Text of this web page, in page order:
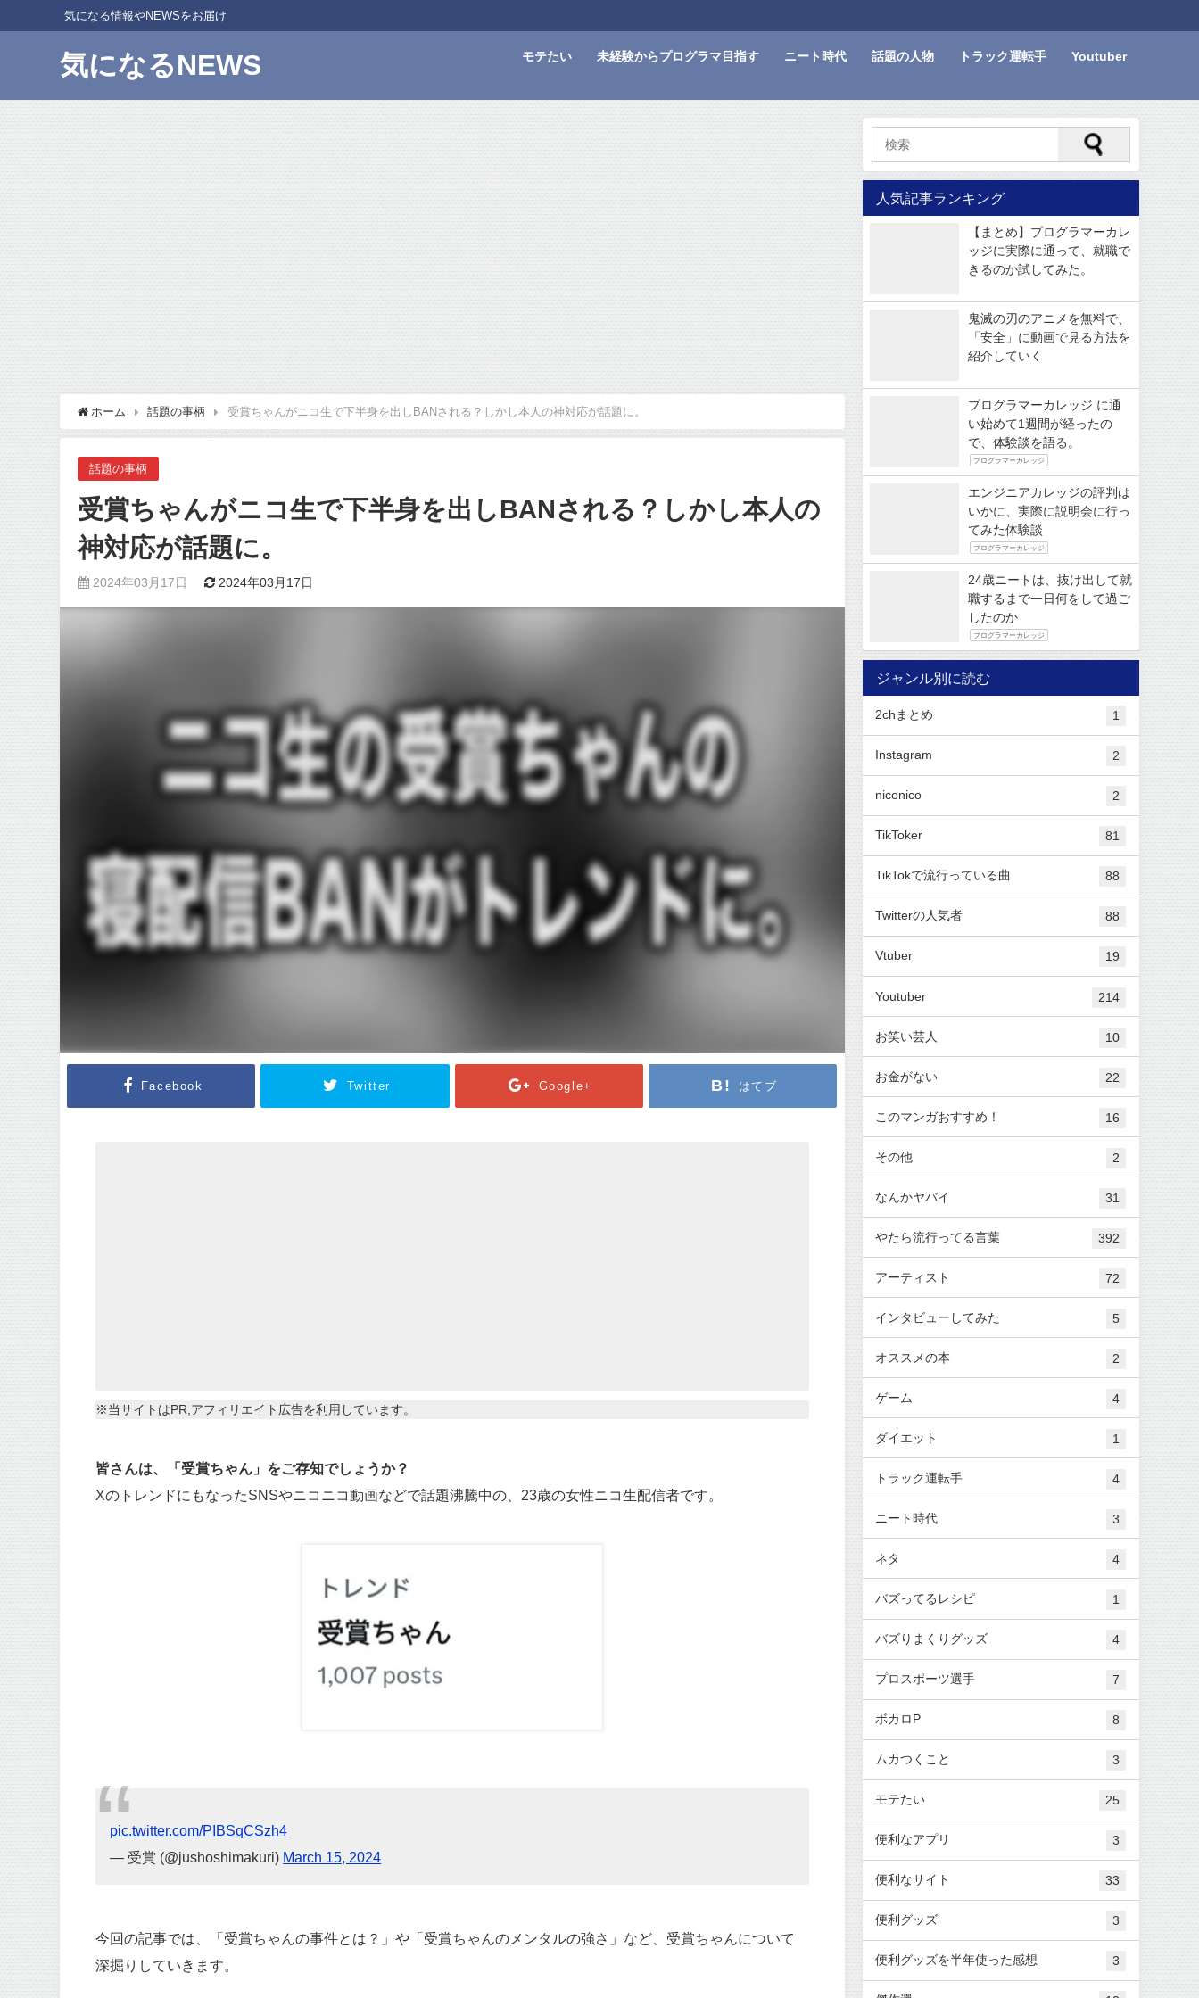
気になる情報やNEWSをお届け
気になるNEWS モテたい 未経験からプログラマ目指す ニート時代 話題の人物 トラック運転手 Youtuber
ホーム 話題の事柄 受賞ちゃんがニコ生で下半身を出しBANされる？しかし本人の神対応が話題に。
話題の事柄
受賞ちゃんがニコ生で下半身を出しBANされる？しかし本人の
神対応が話題に。
2024年03月17日 2024年03月17日
Facebook Twitter Google+ はてブ
※当サイトはPR,アフィリエイト広告を利用しています。
皆さんは、「受賞ちゃん」をご存知でしょうか？
XのトレンドにもなったSNSやニコニコ動画などで話題沸騰中の、23歳の女性ニコ生配信者です。
pic.twitter.com/PIBSqCSzh4
— 受賞 (@jushoshimakuri) March 15, 2024
今回の記事では、「受賞ちゃんの事件とは？」や「受賞ちゃんのメンタルの強さ」など、受賞ちゃんについて
深掘りしていきます。
人気記事ランキング
【まとめ】プログラマーカレ
ッジに実際に通って、就職で
きるのか試してみた。
鬼滅の刃のアニメを無料で、
「安全」に動画で見る方法を
紹介していく
プログラマーカレッジ に通
い始めて1週間が経ったの
で、体験談を語る。
プログラマーカレッジ
エンジニアカレッジの評判は
いかに、実際に説明会に行っ
てみた体験談
プログラマーカレッジ
24歳ニートは、抜け出して就
職するまで一日何をして過ご
したのか
プログラマーカレッジ
ジャンル別に読む
2chまとめ 1
Instagram 2
niconico 2
TikToker 81
TikTokで流行っている曲 88
Twitterの人気者 88
Vtuber 19
Youtuber 214
お笑い芸人 10
お金がない 22
このマンガおすすめ！ 16
その他 2
なんかヤバイ 31
やたら流行ってる言葉 392
アーティスト 72
インタビューしてみた 5
オススメの本 2
ゲーム 4
ダイエット 1
トラック運転手 4
ニート時代 3
ネタ 4
バズってるレシピ 1
バズりまくりグッズ 4
プロスポーツ選手 7
ボカロP 8
ムカつくこと 3
モテたい 25
便利なアプリ 3
便利なサイト 33
便利グッズ 3
便利グッズを半年使った感想 3